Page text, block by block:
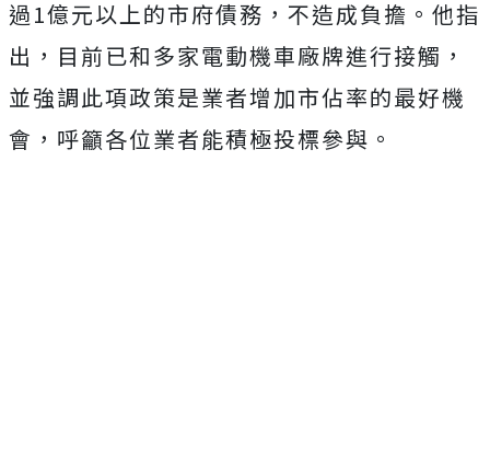
過1億元以上的市府債務，不造成負擔。他指
出，目前已和多家電動機車廠牌進行接觸，
並強調此項政策是業者增加市佔率的最好機
會，呼籲各位業者能積極投標參與。